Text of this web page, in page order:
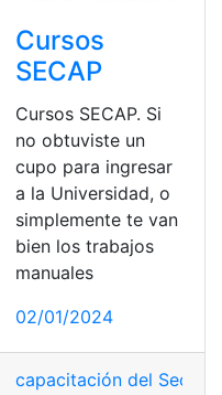
Cursos
SECAP
Cursos SECAP. Si
no obtuviste un
cupo para ingresar
a la Universidad, o
simplemente te van
bien los trabajos
manuales
02/01/2024
capacitación del Secap